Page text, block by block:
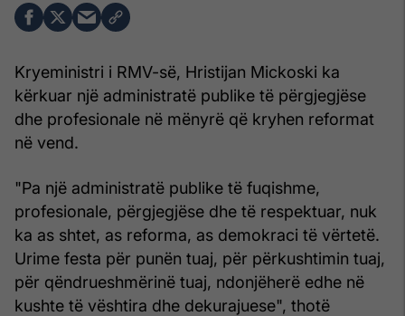
Kryeministri i RMV-së, Hristijan Mickoski ka
kërkuar një administratë publike të përgjegjëse
dhe profesionale në mënyrë që kryhen reformat
në vend.
"Pa një administratë publike të fuqishme,
profesionale, përgjegjëse dhe të respektuar, nuk
ka as shtet, as reforma, as demokraci të vërtetë.
Urime festa për punën tuaj, për përkushtimin tuaj,
për qëndrueshmërinë tuaj, ndonjëherë edhe në
kushte të vështira dhe dekurajuese", thotë